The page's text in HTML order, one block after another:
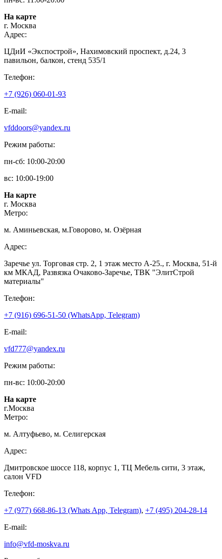
На карте
г. Москва
Адрес:
ЦДиИ «Экспострой», Нахимовский проспект, д.24, 3
павильон, балкон, стенд 535/1
Телефон:
+7 (926) 060-01-93
E-mail:
vfddoors@yandex.ru
Режим работы:
пн-сб: 10:00-20:00
вс: 10:00-19:00
На карте
г. Москва
Метро:
м. Аминьевская, м.Говорово, м. Озёрная
Адрес:
Заречье ул. Торговая стр. 2, 1 этаж место A-25., г. Москва, 51-й
км МКАД, Развязка Очаково-Заречье, ТВК "ЭлитСтрой
материалы"
Телефон:
+7 (916) 696-51-50 (WhatsApp, Telegram)
E-mail:
vfd777@yandex.ru
Режим работы:
пн-вс: 10:00-20:00
На карте
г.Москва
Метро:
м. Алтуфьево, м. Селигерская
Адрес:
Дмитровское шоссе 118, корпус 1, ТЦ Мебель сити, 3 этаж,
салон VFD
Телефон:
+7 (977) 668-86-13 (Whats App, Telegram), +7 (495) 204-28-14
E-mail:
info@vfd-moskva.ru